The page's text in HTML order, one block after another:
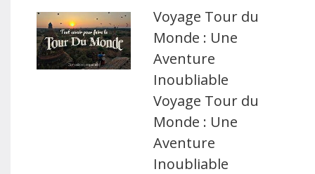
Voyage Tour du
Monde : Une
Aventure
Inoubliable
Voyage Tour du
Monde : Une
Aventure
Inoubliable